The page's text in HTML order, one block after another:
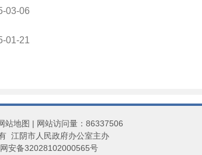
03-06
01-21
站地图 | 网站访问量：86337506
江阴市人民政府办公室主办
安备32028102000565号